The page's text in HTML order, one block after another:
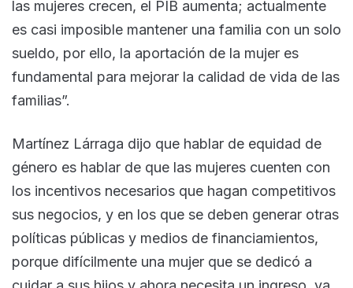
las mujeres crecen, el PIB aumenta; actualmente
es casi imposible mantener una familia con un solo
sueldo, por ello, la aportación de la mujer es
fundamental para mejorar la calidad de vida de las
familias”.
Martínez Lárraga dijo que hablar de equidad de
género es hablar de que las mujeres cuenten con
los incentivos necesarios que hagan competitivos
sus negocios, y en los que se deben generar otras
políticas públicas y medios de financiamientos,
porque difícilmente una mujer que se dedicó a